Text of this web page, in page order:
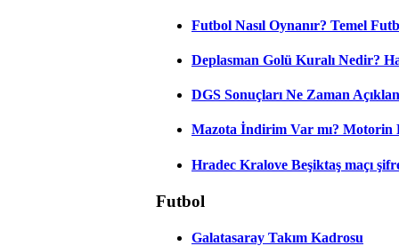
Futbol Nasıl Oynanır? Temel
Deplasman Golü Kuralı Nedir?
DGS Sonuçları Ne Zaman
Mazota İndirim Var mı? Motorin
Hradec Kralove Beşiktaş maçı
Futbol
Galatasaray Takım Kadrosu